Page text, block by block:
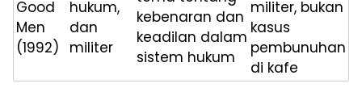
Good
Men
(1992)
hukum,
dan
militer
kebenaran dan
keadilan dalam
sistem hukum
militer, bukan
kasus
pembunuhan
di kafe